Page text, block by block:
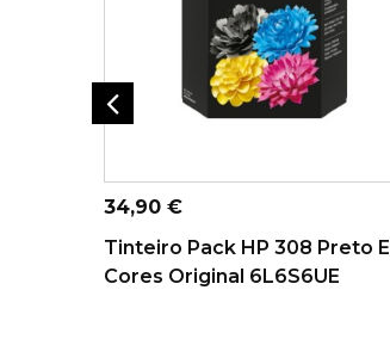
CARRINHO
Preço
34,90 €
Tinteiro Pack HP 308 Preto E
Cores Original 6L6S6UE